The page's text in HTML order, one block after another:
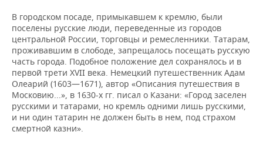
В городском посаде, примыкавшем к кремлю, были
поселены русские люди, переведенные из городов
центральной России, торговцы и ремесленники. Татарам,
проживавшим в слободе, запрещалось посещать русскую
часть города. Подобное положение дел сохранялось и в
первой трети XVII века. Немецкий путешественник Адам
Олеарий (1603—1671), автор «Описания путешествия в
Московию...», в 1630-х гг. писал о Казани: «Город заселен
русскими и татарами, но кремль одними лишь русскими,
и ни один татарин не должен быть в нем, под страхом
смертной казни».